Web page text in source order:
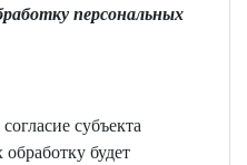
персональных
субъекта
будет